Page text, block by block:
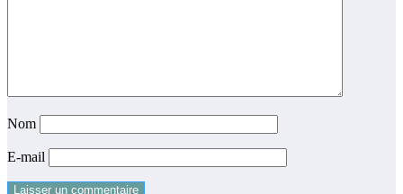
Nom
E-mail